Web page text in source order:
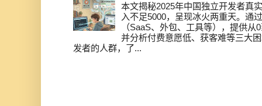
本文揭秘2025年中国独立开发者真
入不足5000，呈现冰火两重天。通
（SaaS、外包、工具等），提供
并分析付费意愿低、获客难等三大
发者的人群，了...